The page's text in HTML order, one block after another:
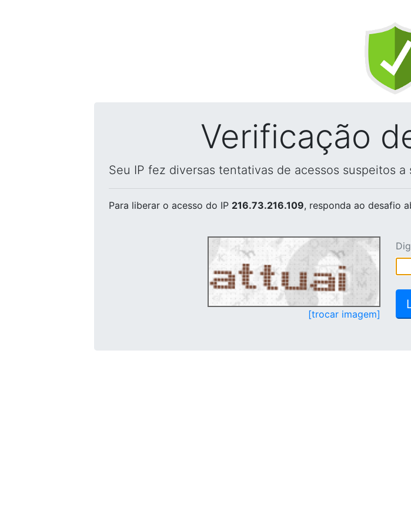
Verificação
Seu IP fez diversas tentativas de acessos suspeitos
Para liberar o acesso do IP 216.73.216.109, responda ao desafio
[trocar imagem]